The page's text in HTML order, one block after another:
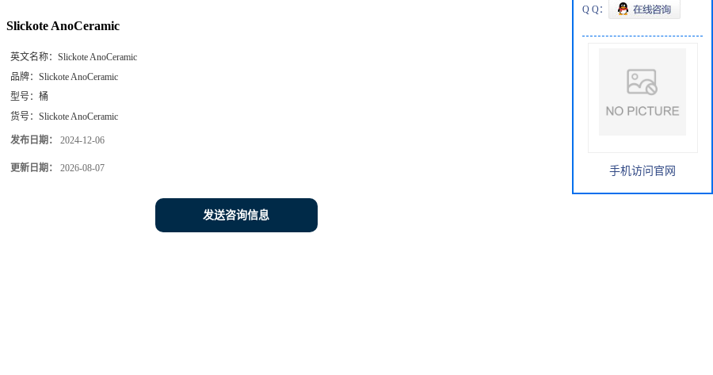
Slickote AnoCeramic
英文名称： Slickote AnoCeramic
品牌： Slickote AnoCeramic
型号： 桶
货号： Slickote AnoCeramic
发布日期： 2024-12-06
更新日期： 2026-08-07
发送咨询信息
Q Q：
手机访问官网